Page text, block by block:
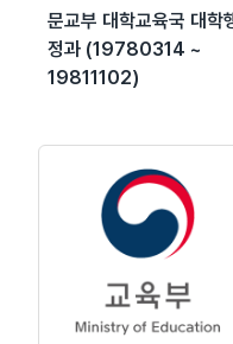
문교부 대학교육국 대학
정과 (19780314 ~
19811102)